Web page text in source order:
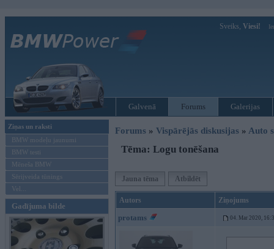
Sveiks, Viesi!
Galvenā Forums Galerijas
Ziņas un raksti
BMW modeļu jaunumi
BMW testi
Mēneša BMW
Sērijveida tūnings
Vel...
Gadījuma bilde
Forums » Vispārējās diskusijas » Auto
Tēma: Logu tonēšana
Jauna tēma Atbildēt
Autors Ziņojums
protams 04. Mar 2020,